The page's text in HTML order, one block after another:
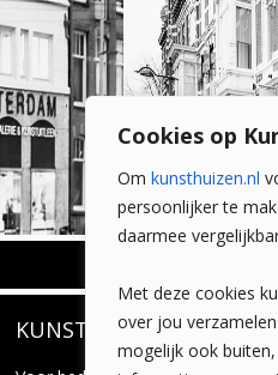
Cookies op
Om kunsthuizen.nl
persoonlijker te
daarmee
Met deze cookies
over jou
mogelijk ook
Wilhelminastraat
4818 SB Breda
+31 (0)76
KUNSTUITLEEN